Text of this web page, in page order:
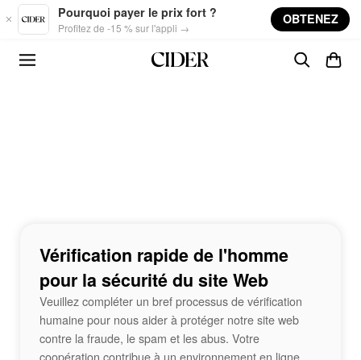
Skip to main content
Pourquoi payer le prix fort ?
Profitez de -15 % sur l'appli →
OBTENEZ
Vérification rapide de l'homme
pour la sécurité du site Web
Veuillez compléter un bref processus de vérification
humaine pour nous aider à protéger notre site web
contre la fraude, le spam et les abus. Votre